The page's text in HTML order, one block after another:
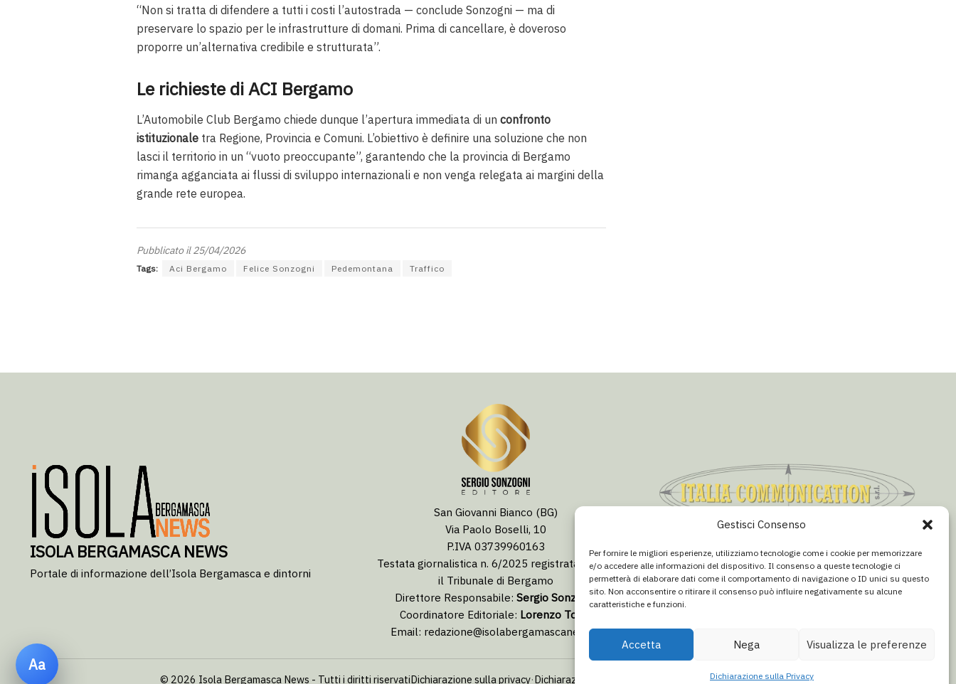
Gestisci Consenso
Per fornire le migliori esperienze, utilizziamo tecnologie come i cookie per memorizzare
e/o accedere alle informazioni del dispositivo. Il consenso a queste tecnologie ci
permetterà di elaborare dati come il comportamento di navigazione o ID unici su questo
sito. Non acconsentire o ritirare il consenso può influire negativamente su alcune
caratteristiche e funzioni.
Accetta Nega Visualizza le preferenze
Dichiarazione sulla Privacy
“Non si tratta di difendere a tutti i costi l’autostrada — conclude Sonzogni — ma di
preservare lo spazio per le infrastrutture di domani. Prima di cancellare, è doveroso
proporre un’alternativa credibile e strutturata”.
Le richieste di ACI Bergamo
L’Automobile Club Bergamo chiede dunque l’apertura immediata di un confronto
istituzionale tra Regione, Provincia e Comuni. L’obiettivo è definire una soluzione che non
lasci il territorio in un “vuoto preoccupante”, garantendo che la provincia di Bergamo
rimanga agganciata ai flussi di sviluppo internazionali e non venga relegata ai margini della
grande rete europea.
Pubblicato il 25/04/2026
Tags: Aci Bergamo Felice Sonzogni Pedemontana Traffico
Aa
ISOLA BERGAMASCA NEWS
Portale di informazione dell’Isola Bergamasca e dintorni
San Giovanni Bianco (BG)
Via Paolo Boselli, 10
P.IVA 03739960163
Testata giornalistica n. 6/2025 registrata presso
il Tribunale di Bergamo
Direttore Responsabile: Sergio Sonzogni
Coordinatore Editoriale: Lorenzo Togni
Email: redazione@isolabergamascanews.it
Email:info@italiacommunication.com
Telefono: 0345 41834
© 2026 Isola Bergamasca News - Tutti i diritti riservatiDichiarazione sulla privacy·Dichiarazione di non responsabilità Redazione / Chi siamo